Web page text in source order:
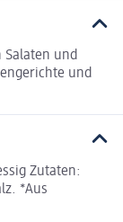
Salaten und
und
Zutaten:
*Aus